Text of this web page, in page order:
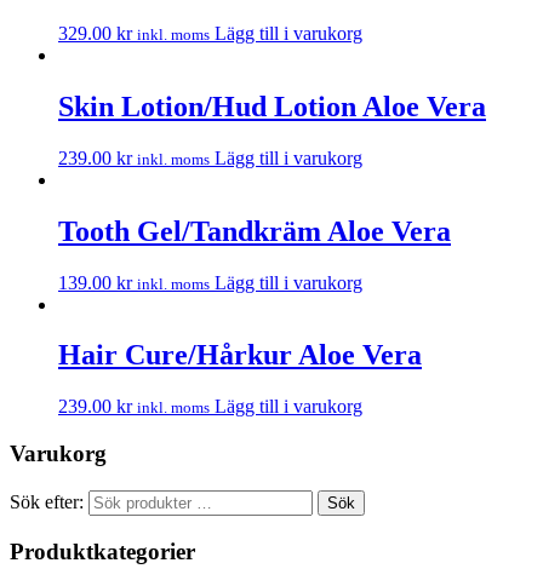
329.00 kr inkl. moms Lägg till i varukorg
Skin Lotion/Hud Lotion Aloe Vera
239.00 kr inkl. moms Lägg till i varukorg
Tooth Gel/Tandkräm Aloe Vera
139.00 kr inkl. moms Lägg till i varukorg
Hair Cure/Hårkur Aloe Vera
239.00 kr inkl. moms Lägg till i varukorg
Varukorg
Sök efter: Sök
Produktkategorier